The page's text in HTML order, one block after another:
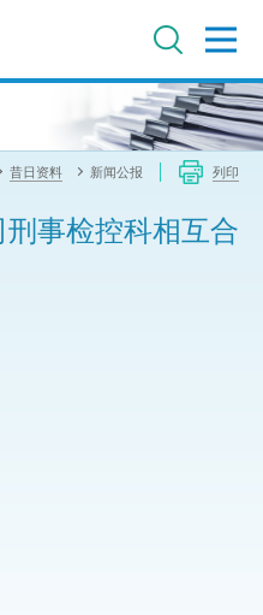
昔日资料 新闻公报 列印
事检控科相互合